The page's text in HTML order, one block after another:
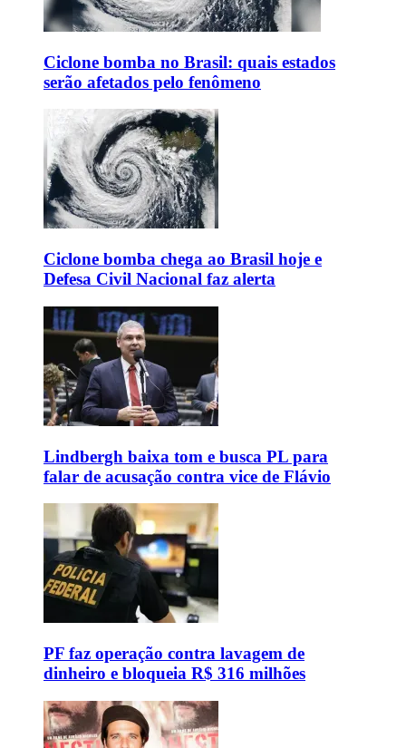
Ciclone bomba no Brasil: quais estados
serão afetados pelo fenômeno
Ciclone bomba chega ao Brasil hoje e
Defesa Civil Nacional faz alerta
Lindbergh baixa tom e busca PL para
falar de acusação contra vice de Flávio
PF faz operação contra lavagem de
dinheiro e bloqueia R$ 316 milhões